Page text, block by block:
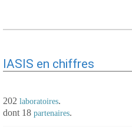
IASIS en chiffres
202 laboratoires.
dont 18 partenaires.